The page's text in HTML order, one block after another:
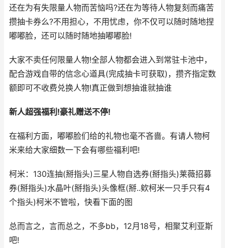
还在为有失限量人物而苦恼吗?还在为等待人物复刻而痛苦
攒抽卡券么?不用担心，不用忧虑，你不仅可以随时随地捏
嘟嘟脸，还可以随时随地抽嘟嘟脸!
大家不卖任何限量人物!全部人物都会进入到常驻卡池中，
配合游戏自带的信念心道具(完成抽卡可获取)，攒齐指定数
额即可不收费兑换人物!真正做到想抽谁就抽谁
新人超强福利!豪礼赠送不停!
在福利方面，嘟嘟脸们给的礼物也毫不吝啬。有请人物柯
米来给大家细数一下会有哪些福利吧!
柯米：130连抽(掰指头)三星人物自选券(掰指头)莱薇招募
券(掰指头)水晶叶(掰指头)头像框(掰..欸柯米一只手只有4
个指头)柯米不管啦，快看下面的图
总而言之，言而总之，不多bb，12月18号，相聚艾利亚斯
吧!